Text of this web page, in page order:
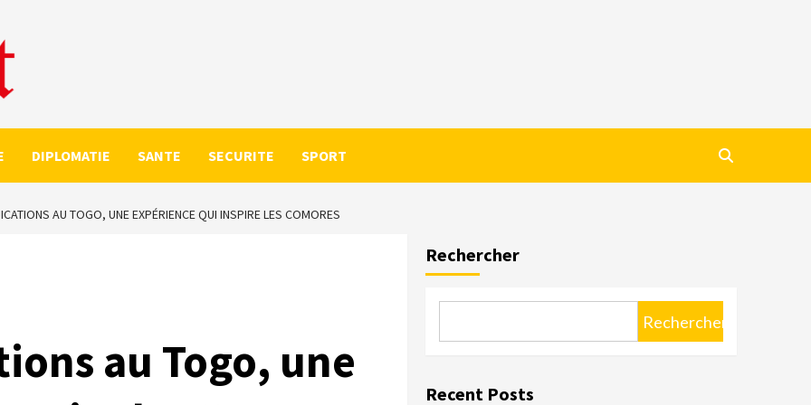
DIPLOMATIE SANTE SECURITE SPORT
AU TOGO, UNE EXPÉRIENCE QUI INSPIRE LES COMORES
au Togo, une
Rechercher
Rechercher
Recent Posts